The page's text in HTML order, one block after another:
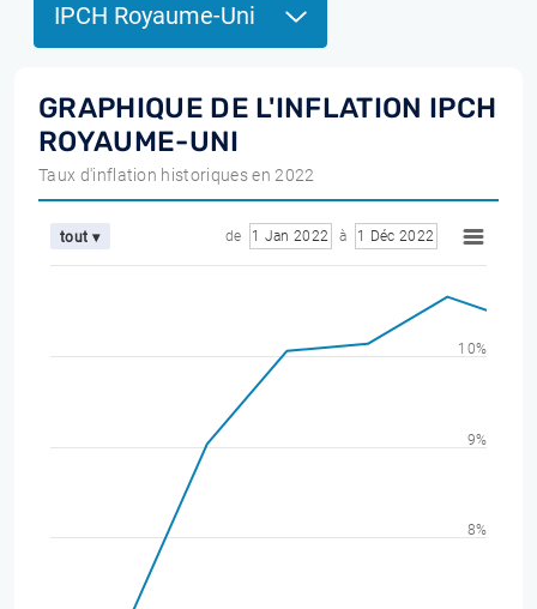
IPCH Royaume-Uni
GRAPHIQUE DE L'INFLATION IPCH
ROYAUME-UNI
Taux d'inflation historiques en 2022
tout ▾ de 1 Jan 2022 à 1 Déc 2022
8%
9%
10%